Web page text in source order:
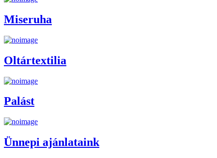
Miseruha
Oltártextilia
Palást
Ünnepi ajánlataink